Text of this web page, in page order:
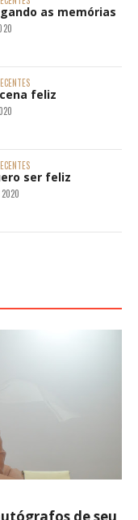
as memórias
feliz
ser feliz
de seu